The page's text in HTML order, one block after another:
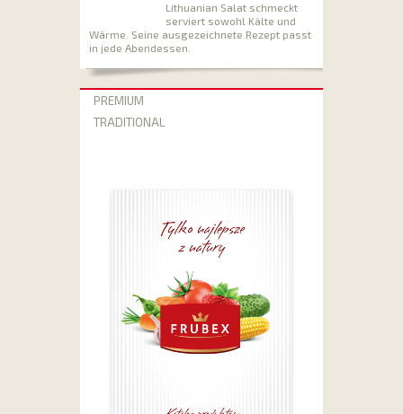
Lithuanian Salat schmeckt
serviert sowohl Kälte und
Wärme. Seine ausgezeichnete Rezept passt
in jede Abendessen.
PREMIUM
TRADITIONAL